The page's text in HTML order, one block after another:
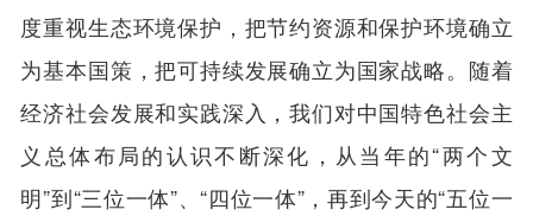
度重视生态环境保护，把节约资源和保护环境确立
为基本国策，把可持续发展确立为国家战略。随着
经济社会发展和实践深入，我们对中国特色社会主
义总体布局的认识不断深化，从当年的“两个文
明”到“三位一体”、“四位一体”，再到今天的“五位一